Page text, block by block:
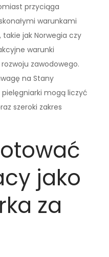
przyciąga
warunkami
jak Norwegia czy
warunki
zawodowego.
na Stany
mogą liczyć
szeroki zakres
jako
za